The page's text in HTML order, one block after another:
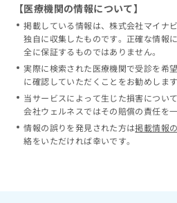
【医療機関の情報について】
掲載している情報は、株式会社マイナ
独自に収集したものです。正確な情報
全に保証するものではありません。
実際に検索された医療機関で受診を希
に確認していただくことをお勧めします
当サービスによって生じた損害につい
会社ウェルネスではその賠償の責任を
情報の誤りを発見された方は掲載情報
絡をいただければ幸いです。